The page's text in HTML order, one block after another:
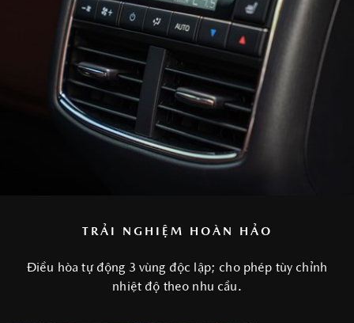
TRẢI NGHIỆM HOÀN HẢO
Điều hòa tự động 3 vùng độc lập; cho phép tùy chỉnh
nhiệt độ theo nhu cầu.